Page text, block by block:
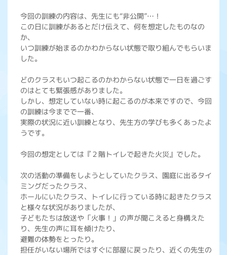
今回の訓練の内容は、先生にも“非公開”…！
この日に訓練があるとだけ伝えて、何を想定したものなの
か、
いつ訓練が始まるのかわからない状態で取り組んでもらいま
した。
どのクラスもいつ起こるのかわからない状態で一日を過ごす
のはとても緊張感がありました。
しかし、想定していない時に起こるのが本来ですので、今回
の訓練は今までで一番、
実際の状況に近い訓練となり、先生方の学びも多くあったよ
うです。
今回の想定としては『２階トイレで起きた火災』でした。
次の活動の準備をしようとしていたクラス、園庭に出るタイ
ミングだったクラス、
ホールにいたクラス、トイレに行っている時に起きたクラス
と様々な状況がありましたが、
子どもたちは放送や「火事！」の声が聞こえると身構えた
り、先生の声に耳を傾けたり、
避難の体勢をとったり。
担任がいない場所ではすぐに部屋に戻ったり、近くの先生の